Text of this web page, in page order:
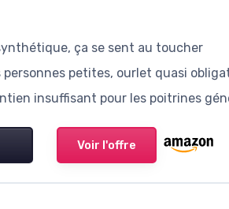
ça se sent au toucher
petites, ourlet quasi
insuffisant pour les poitrines
Voir l'offre